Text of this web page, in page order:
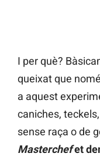
I per què?
queixat que
a aquest
caniches,
sense raça o de
Masterchefet